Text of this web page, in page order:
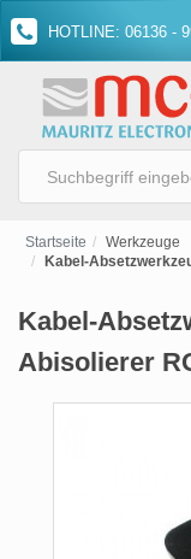
HOTLINE: 06136 -
Startseite
Werkzeuge
Kabel-
Kabel-
Abisolierer